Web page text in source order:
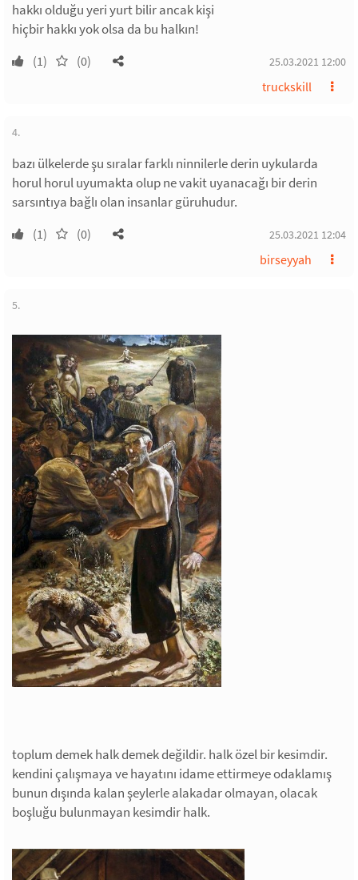
hakkı olduğu yeri yurt bilir ancak kişi
hiçbir hakkı yok olsa da bu halkın!
(1) (0) 25.03.2021 12:00
truckskill
4.
bazı ülkelerde şu sıralar farklı ninnilerle derin uykularda
horul horul uyumakta olup ne vakit uyanacağı bir derin
sarsıntıya bağlı olan insanlar güruhudur.
(1) (0) 25.03.2021 12:04
birseyyah
5.
toplum demek halk demek değildir. halk özel bir kesimdir.
kendini çalışmaya ve hayatını idame ettirmeye odaklamış
bunun dışında kalan şeylerle alakadar olmayan, olacak
boşluğu bulunmayan kesimdir halk.